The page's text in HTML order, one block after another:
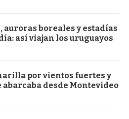
auroras boreales y estadías
día: así viajan los uruguayos
por vientos fuertes y
desde Montevideo